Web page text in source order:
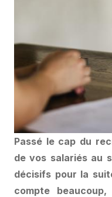
Passé le cap du
de vos salariés au
décisifs pour la
compte